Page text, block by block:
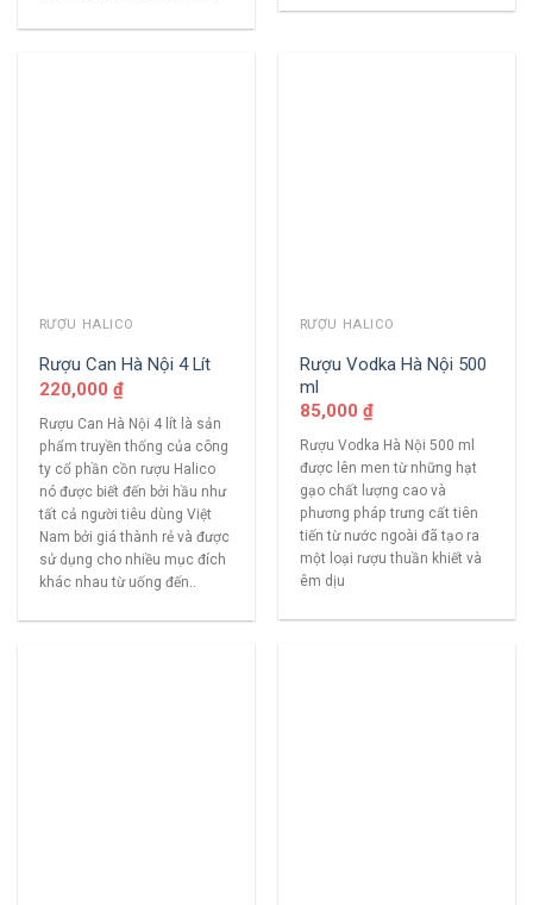
RƯỢU HALICO
Rượu Can Hà Nội 4 Lít
220,000 ₫
Rượu Can Hà Nội 4 lít là sản
phẩm truyền thống của công
ty cổ phần cồn rượu Halico
nó được biết đến bởi hầu như
tất cả người tiêu dùng Việt
Nam bởi giá thành rẻ và được
sử dụng cho nhiều mục đích
khác nhau từ uống đến..
RƯỢU HALICO
Rượu Vodka Hà Nội 500
ml
85,000 ₫
Rượu Vodka Hà Nội 500 ml
được lên men từ những hạt
gạo chất lượng cao và
phương pháp trưng cất tiên
tiến từ nước ngoài đã tạo ra
một loại rượu thuần khiết và
êm dịu